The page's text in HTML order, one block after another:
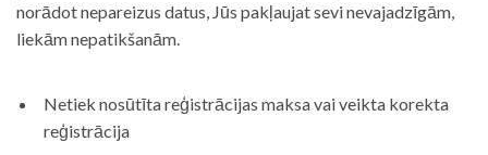
norādot nepareizus datus, Jūs pakļaujat sevi nevajadzīgām,
liekām nepatikšanām.
Netiek nosūtīta reģistrācijas maksa vai veikta korekta
reģistrācija